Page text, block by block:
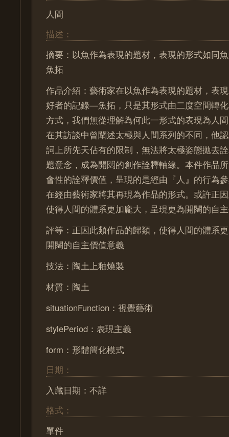
人間
描述：
摘要：以魚作為表現的題材，表現的形式如同
魚拓
作品介紹：藝術家在以魚作為表現的題材，表
好者的記錄—魚拓，只是其形式由二度空間轉
方式，我們無從理解為何此一形式的表現為人
在其訪談中曾闡述太極與人間系列的不同，他
詞上所先天佔有的限制，無法將太極姿態拋去
題意念，成為開闊的創作詮釋軸線。本件作品
會性的詮釋價值，呈現的是經由『人』的行為
在經由藝術家將其再現為作品的形式。或許正
使得人間的體系更加龐大，呈現更為開闊的自
評等：正因此類作品的歸類，使得人間的體系
開闊的自主價值意義
技法：陶土上釉燒製
材質：陶土
situationFunction：視覺藝術
stylePeriod：表現主義
form：形體簡化模式
日期：
入藏日期：不詳
格式：
單件